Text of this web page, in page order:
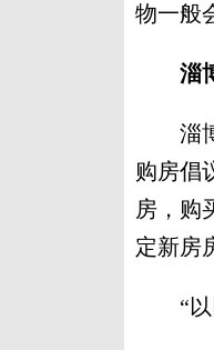
物一般
淄博
淄博
购房倡
房，购
定新房
“以旧